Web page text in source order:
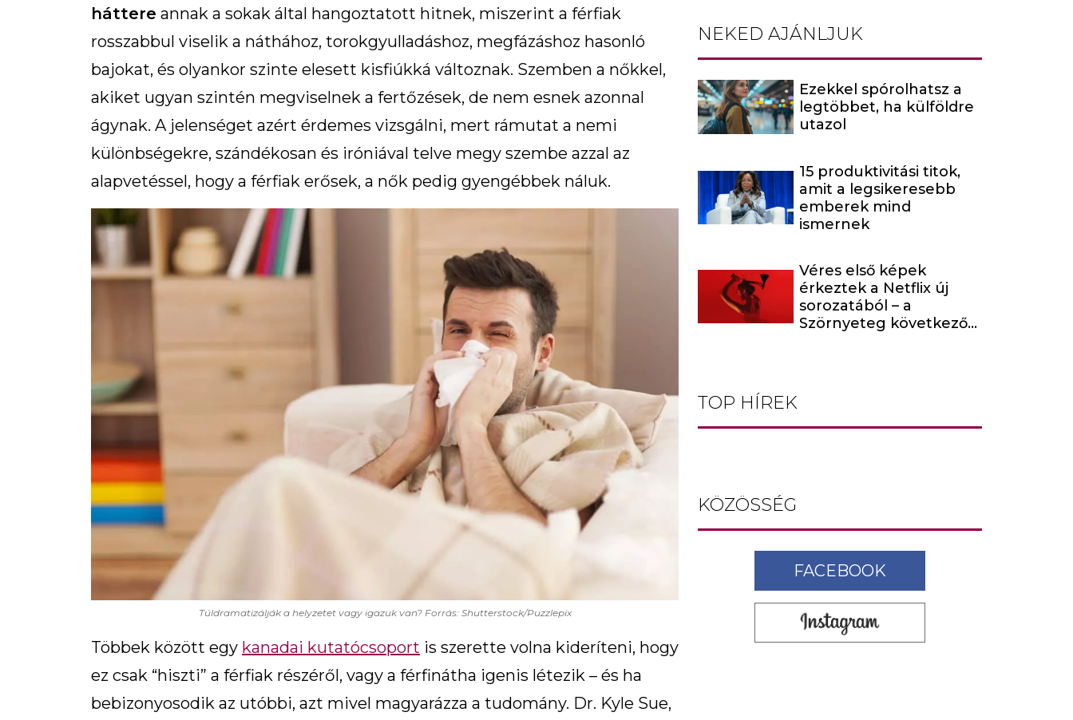
háttere annak a sokak által hangoztatott hitnek, miszerint a férfiak
rosszabbul viselik a náthához, torokgyulladáshoz, megfázáshoz hasonló
bajokat, és olyankor szinte elesett kisfiúkká változnak. Szemben a nőkkel,
akiket ugyan szintén megviselnek a fertőzések, de nem esnek azonnal
ágynak. A jelenséget azért érdemes vizsgálni, mert rámutat a nemi
különbségekre, szándékosan és iróniával telve megy szembe azzal az
alapvetéssel, hogy a férfiak erősek, a nők pedig gyengébbek náluk.
Túldramatizálják a helyzetet vagy igazuk van? Forrás: Shutterstock/Puzzlepix
Többek között egy kanadai kutatócsoport is szerette volna kideríteni, hogy
ez csak “hiszti” a férfiak részéről, vagy a férfinátha igenis létezik – és ha
bebizonyosodik az utóbbi, azt mivel magyarázza a tudomány. Dr. Kyle Sue,
NEKED AJÁNLJUK
Ezekkel spórolhatsz a
legtöbbet, ha külföldre
utazol
15 produktivitási titok,
amit a legsikeresebb
emberek mind
ismernek
Véres első képek
érkeztek a Netflix új
sorozatából – a
Szörnyeteg következő
TOP HÍREK
KÖZÖSSÉG
FACEBOOK